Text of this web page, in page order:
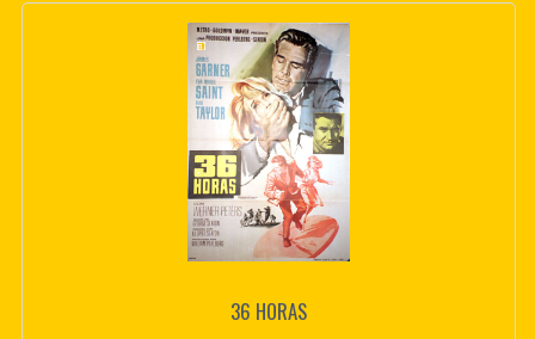
36 HORAS